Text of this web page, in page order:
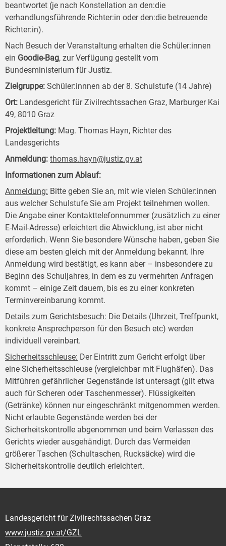
beantwortet (je nach Konstellation an den:die
verhandlungsführende Richter:in oder den:die betreuende
Richter:in).
Nach Besuch der Veranstaltung erhalten die Schüler:innen
ein Goodie-Bag, zur Verfügung gestellt vom
Bundesministerium für Justiz.
Zielgruppe: Schüler:innnen ab der 8. Schulstufe (14 Jahre)
Ort: Landesgericht für Zivilrechtssachen Graz, Marburger Kai
49, 8010 Graz
Projektleitung: Mag. Thomas Hayn, Richter des
Landesgerichts
Anmeldung: thomas.hayn@justiz.gv.at
Informationen zum Ablauf:
Anmeldung: Bitte geben Sie an, mit wie vielen Schüler:innen
aus welcher Schulstufe Sie am Projekt teilnehmen wollen.
Die Angabe einer Kontakttelefonnummer (zusätzlich zu einer
E-Mail-Adresse) erleichtert die Abwicklung, ist aber nicht
erforderlich. Wenn Sie besondere Wünsche haben, geben Sie
diese am besten gleich mit der Anmeldung bekannt. Ihre
Anmeldung wird bestätigt, es kann aber – insbesondere zu
Beginn des Schuljahres, in dem es zu vermehrten Anfragen
kommt – einige Zeit dauern, bis es zu einer konkreten
Terminvereinbarung kommt.
Details zum Gerichtsbesuch: Die Details (Uhrzeit, Treffpunkt,
konkrete Ansprechperson für den Besuch etc) werden
individuell vereinbart.
Sicherheitsschleuse: Der Eintritt zum Gericht erfolgt über
eine Sicherheitsschleuse (vergleichbar mit Flughäfen). Das
Mitführen gefährlicher Gegenstände ist untersagt (gilt etwa
auch für Scheren oder Taschenmesser). Flüssigkeiten
(Getränke) können nur eingeschränkt mitgenommen werden.
Nicht erlaubte Gegenstände werden bei der
Sicherheitskontrolle abgenommen und beim Verlassen des
Gerichts wieder ausgehändigt. Durch das Vermeiden
größerer Taschen (Schultaschen, Rucksäcke) wird die
Sicherheitskontrolle deutlich erleichtert.
Landesgericht für Zivilrechtssachen Graz
www.justiz.gv.at/GZL